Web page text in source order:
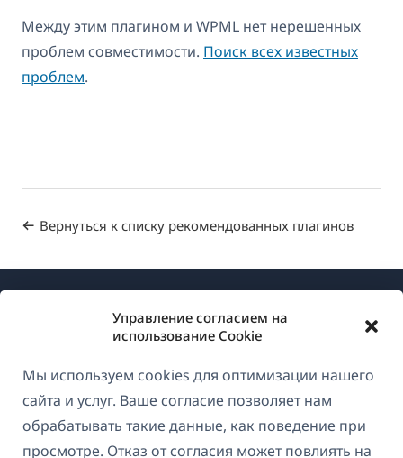
Управление согласием на
использование Cookie
Мы используем cookies для оптимизации нашего
сайта и услуг. Ваше согласие позволяет нам
обрабатывать такие данные, как поведение при
просмотре. Отказ от согласия может повлиять на
Между этим плагином и WPML нет нерешенных
проблем совместимости. Поиск всех известных
проблем.
Вернуться к списку рекомендованных плагинов
О WPML
GDPR и политика конфиденциальности
Присоединяйтесь к нашей команде